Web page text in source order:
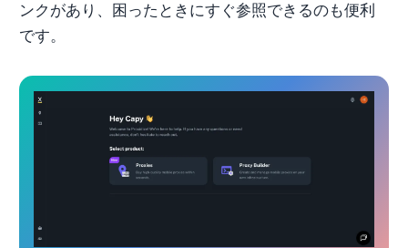
ンクがあり、困ったときにすぐ参照できるのも便利
です。